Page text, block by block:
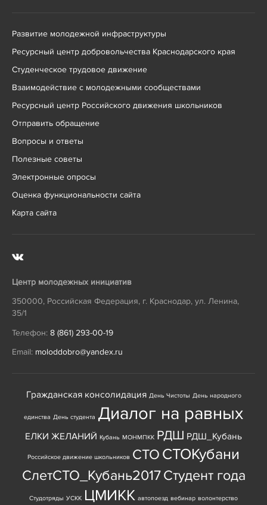
Развитие молодежной инфраструктуры
Ресурсный центр добровольчества Краснодарского края
Студенческое трудовое движение
Взаимодействие с молодежными сообществами
Ресурсный центр Российского движения школьников
Отправить обращение
Вопросы и ответы
Полезные советы
Электронные опросы
Оценка функциональности сайта
Карта сайта
Центр молодежных инициатив
350000, Российская Федерация, г. Краснодар, ул. Ленина,
35/1
Телефон: 8 (861) 293-00-19
Email: moloddobro@yandex.ru
Гражданская консолидация День Чистоты День народного
единства День студента Диалог на равных
ЕЛКИ ЖЕЛАНИЙ Кубань МОНМПКК РДШ РДШ_Кубань
Российское движение школьников СТО СТОКубани
СлетСТО_Кубань2017Студент года
Студотряды УСКК ЦМИКК автопоезд вебинар волонтерство